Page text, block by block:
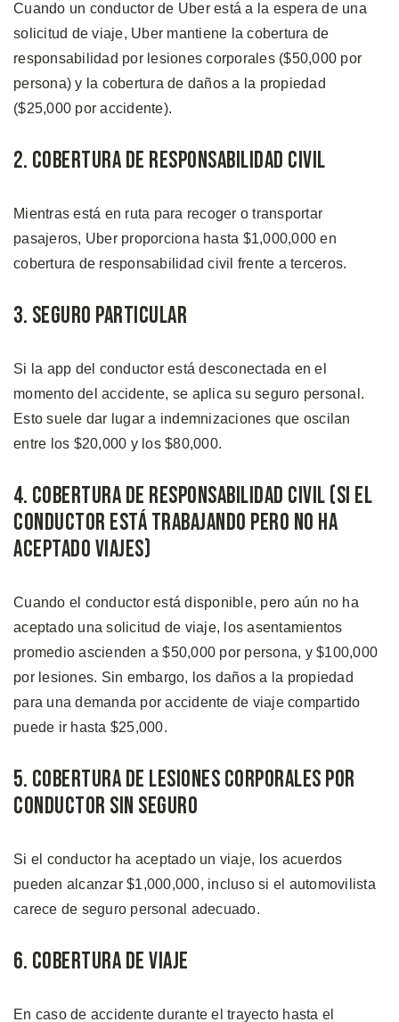
Cuando un conductor de Uber está a la espera de una
solicitud de viaje, Uber mantiene la cobertura de
responsabilidad por lesiones corporales ($50,000 por
persona) y la cobertura de daños a la propiedad
($25,000 por accidente).
2. Cobertura de Responsabilidad Civil
Mientras está en ruta para recoger o transportar
pasajeros, Uber proporciona hasta $1,000,000 en
cobertura de responsabilidad civil frente a terceros.
3. Seguro Particular
Si la app del conductor está desconectada en el
momento del accidente, se aplica su seguro personal.
Esto suele dar lugar a indemnizaciones que oscilan
entre los $20,000 y los $80,000.
4. Cobertura de Responsabilidad Civil (Si el
Conductor está Trabajando Pero no ha
Aceptado Viajes)
Cuando el conductor está disponible, pero aún no ha
aceptado una solicitud de viaje, los asentamientos
promedio ascienden a $50,000 por persona, y $100,000
por lesiones. Sin embargo, los daños a la propiedad
para una demanda por accidente de viaje compartido
puede ir hasta $25,000.
5. Cobertura de Lesiones Corporales por
Conductor sin Seguro
Si el conductor ha aceptado un viaje, los acuerdos
pueden alcanzar $1,000,000, incluso si el automovilista
carece de seguro personal adecuado.
6. Cobertura de Viaje
En caso de accidente durante el trayecto hasta el